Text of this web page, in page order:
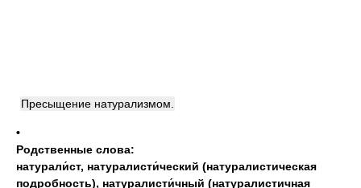
Пресыщение натурализмом.
•
Родственные слова:
натурали́ст, натуралисти́ческий (натуралистическая
подробность), натуралисти́чный (натуралистичная